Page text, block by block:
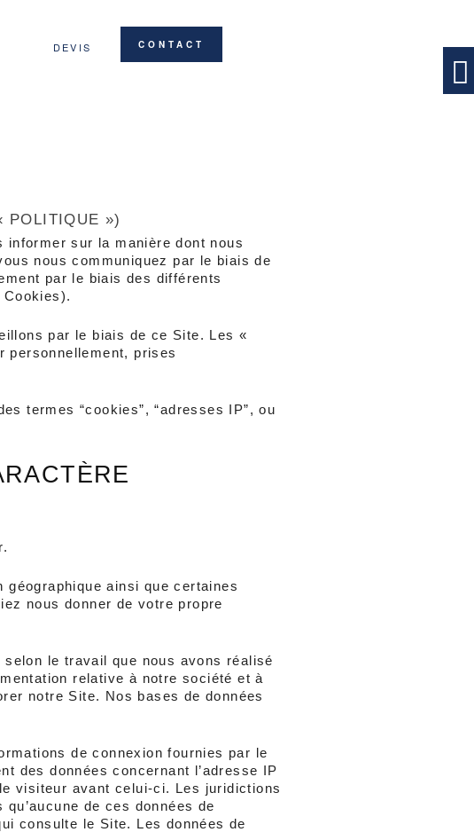
DEVIS CONTACT
POLITIQUE »)
sur la manière dont nous
nous communiquez par le biais de
par le biais des différents
par le biais de ce Site. Les «
personnellement, prises
termes “cookies”, “adresses IP”, ou
ainsi que certaines
nous donner de votre propre
le travail que nous avons réalisé
relative à notre société et à
notre Site. Nos bases de données
de connexion fournies par le
des données concernant l’adresse IP
visiteur avant celui-ci. Les juridictions
de ces données de
consulte le Site. Les données de